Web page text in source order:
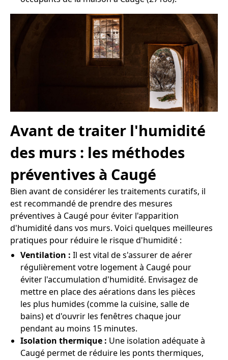
Avant de traiter l'humidité
des murs : les méthodes
préventives à Caugé
Bien avant de considérer les traitements curatifs, il
est recommandé de prendre des mesures
préventives à Caugé pour éviter l'apparition
d'humidité dans vos murs. Voici quelques meilleures
pratiques pour réduire le risque d'humidité :
Ventilation : Il est vital de s'assurer de aérer
régulièrement votre logement à Caugé pour
éviter l'accumulation d'humidité. Envisagez de
mettre en place des aérations dans les pièces
les plus humides (comme la cuisine, salle de
bains) et d'ouvrir les fenêtres chaque jour
pendant au moins 15 minutes.
Isolation thermique : Une isolation adéquate à
Caugé permet de réduire les ponts thermiques,